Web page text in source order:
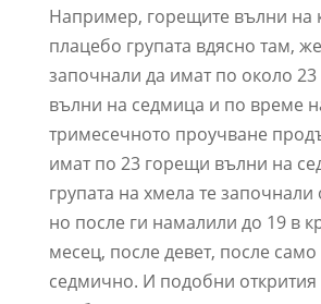
Например, горещите вълни на
плацебо групата вдясно там,
започнали да имат по около
вълни на седмица и по време
тримесечното проучване
имат по 23 горещи вълни на
групата на хмела те
но после ги намалили до 19 в
месец, после девет, после
седмично. И подобни